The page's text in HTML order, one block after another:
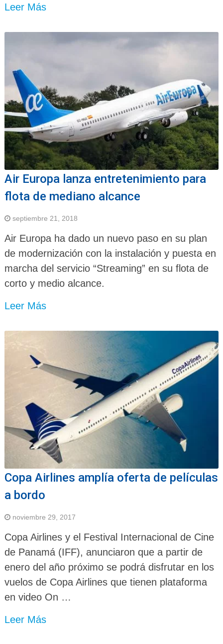
Leer Más
Air Europa lanza entretenimiento para
flota de mediano alcance
septiembre 21, 2018
Air Europa ha dado un nuevo paso en su plan
de modernización con la instalación y puesta en
marcha del servicio “Streaming” en su flota de
corto y medio alcance.
Leer Más
Copa Airlines amplía oferta de películas
a bordo
noviembre 29, 2017
Copa Airlines y el Festival Internacional de Cine
de Panamá (IFF), anunciaron que a partir de
enero del año próximo se podrá disfrutar en los
vuelos de Copa Airlines que tienen plataforma
en video On …
Leer Más